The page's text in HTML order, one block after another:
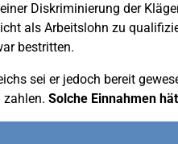
Diskriminierung der
als Arbeitslohn zu
bestritten.
sei er jedoch bereit
zahlen. Solche Einnahmen